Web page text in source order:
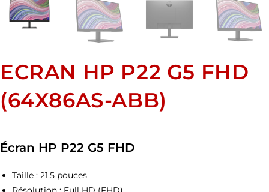
ECRAN HP P22 G5 FHD
(64X86AS-ABB)
Écran HP P22 G5 FHD
Taille : 21,5 pouces